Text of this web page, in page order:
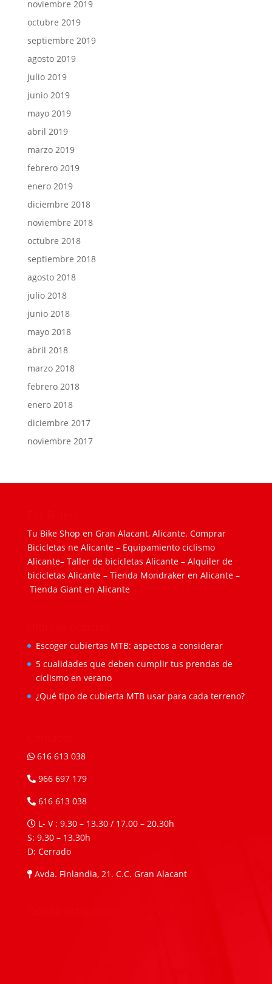
noviembre 2019
octubre 2019
septiembre 2019
agosto 2019
julio 2019
junio 2019
mayo 2019
abril 2019
marzo 2019
febrero 2019
enero 2019
diciembre 2018
noviembre 2018
octubre 2018
septiembre 2018
agosto 2018
julio 2018
junio 2018
mayo 2018
abril 2018
marzo 2018
febrero 2018
enero 2018
diciembre 2017
noviembre 2017
Tu Bike Shop en Gran Alacant, Alicante. Comprar
Bicicletas ne Alicante– Equipamiento ciclismo
Alicante– Taller de bicicletas Alicante– Alquiler de
bicicletas Alicante– Tienda Mondraker en Alicante–
Tienda Giant en Alicante
Escoger cubiertas MTB: aspectos a considerar
5 cualidades que deben cumplir tus prendas de
ciclismo en verano
¿Qué tipo de cubierta MTB usar para cada terreno?
616 613 038
966 697 179
616 613 038
L- V : 9.30 – 13.30 / 17.00 – 20.30h
S: 9.30 – 13.30h
D: Cerrado
Avda. Finlandia, 21. C.C. Gran Alacant